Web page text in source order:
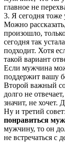
главное не
3. Я сегодня
Можно
произошло,
сегодня так
подходит. Хотя
такой вариант
Если мужчина
поддержит вашу
Второй важный
долго не
значит, не хочет.
Ну и третий
понравиться
мужчину, то он
не встречаться с